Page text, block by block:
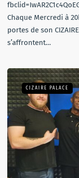
Chaque Mercredi à
portes de son
s’affrontent…
CIZAIRE PALACE